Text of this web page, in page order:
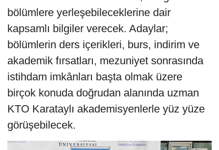
bölümlere yerleşebileceklerine dair
kapsamlı bilgiler verecek. Adaylar;
bölümlerin ders içerikleri, burs, indirim ve
akademik fırsatları, mezuniyet sonrasında
istihdam imkânları başta olmak üzere
birçok konuda doğrudan alanında uzman
KTO Karataylı akademisyenlerle yüz yüze
görüşebilecek.